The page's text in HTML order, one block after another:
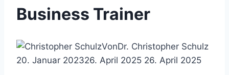
Business Trainer
VonDr. Christopher Schulz
20. Januar 202326. April 2025 26. April 2025